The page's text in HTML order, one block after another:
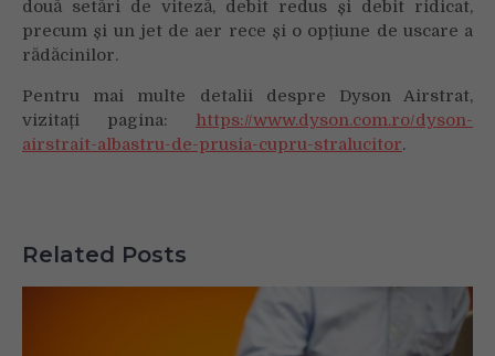
două setări de viteză, debit redus și debit ridicat,
precum și un jet de aer rece și o opțiune de uscare a
rădăcinilor.
Pentru mai multe detalii despre Dyson Airstrat,
vizitați pagina: https://www.dyson.com.ro/dyson-
airstrait-albastru-de-prusia-cupru-stralucitor.
Related Posts